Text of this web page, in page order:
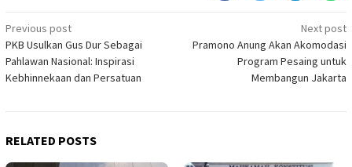
Post
navigation
Previous post
PKB Usulkan Gus Dur Sebagai
Pahlawan Nasional: Inspirasi
Kebhinnekaan dan Persatuan
Next post
Pramono Anung Akan Akomodasi
Program Pesaing untuk
Membangun Jakarta
RELATED POSTS